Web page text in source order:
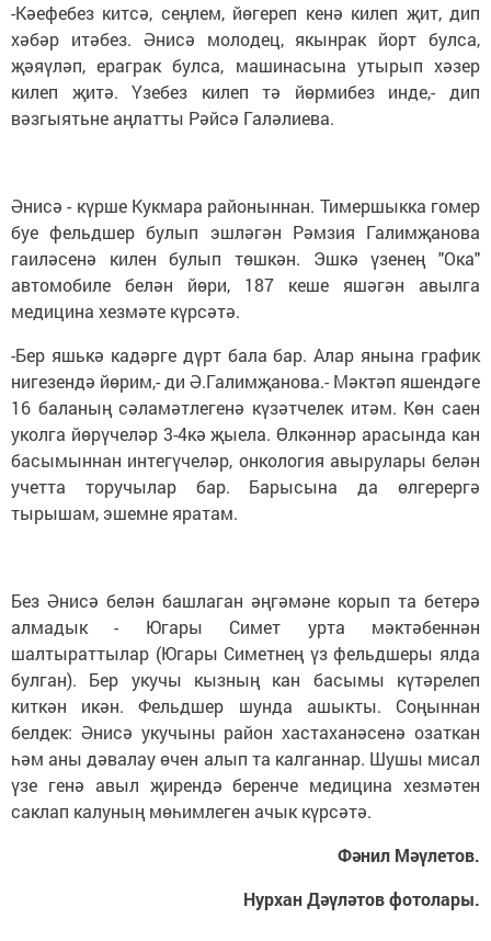
-Кәефебез китсә, сеңлем, йөгереп кенә килеп җит, дип
хәбәр итәбез. Әнисә молодец, якынрак йорт булса,
җәяүләп, ераграк булса, машинасына утырып хәзер
килеп җитә. Үзебез килеп тә йөрмибез инде,- дип
вәзгыятьне аңлатты Рәйсә Галәлиева.
Әнисә - күрше Кукмара районыннан. Тимершыкка гомер
буе фельдшер булып эшләгән Рәмзия Галимҗанова
гаиләсенә килен булып төшкән. Эшкә үзенең "Ока"
автомобиле белән йөри, 187 кеше яшәгән авылга
медицина хезмәте күрсәтә.
-Бер яшькә кадәрге дүрт бала бар. Алар янына график
нигезендә йөрим,- ди Ә.Галимҗанова.- Мәктәп яшендәге
16 баланың сәла­мәтлегенә күзәтчелек итәм. Көн саен
уколга йөрүчеләр 3-4кә җыела. Өлкәннәр арасында кан
басымыннан интегүчеләр, онкология авырулары белән
учетта торучылар бар. Барысына да өлгерергә
тырышам, эшемне яратам.
Без Әнисә белән башлаган әңгәмәне корып та бетерә
алмадык - Югары Симет урта мәктәбеннән
шалтыраттылар (Югары Симетнең үз фельдшеры ялда
булган). Бер укучы кызның кан басымы күтәрелеп
киткән икән. Фельдшер шунда ашыкты. Соңыннан
белдек: Әнисә укучыны район хастаханәсенә озаткан
һәм аны дәвалау өчен алып та калганнар. Шушы мисал
үзе генә авыл җирендә беренче медицина хезмәтен
саклап калуның мөһимлеген ачык күрсәтә.
Фәнил Мәүлетов.
Нурхан Дәүләтов фотолары.